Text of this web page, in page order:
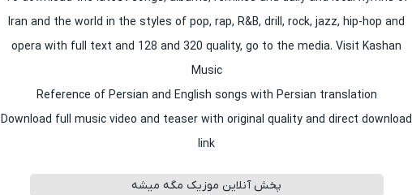
Iran and the world in the styles of pop, rap, R&B, drill, rock, jazz, hip-hop and
opera with full text and 128 and 320 quality, go to the media. Visit Kashan
Music
Reference of Persian and English songs with Persian translation
Download full music video and teaser with original quality and direct download
link
پخش آنلاین موزیک مگه میشه